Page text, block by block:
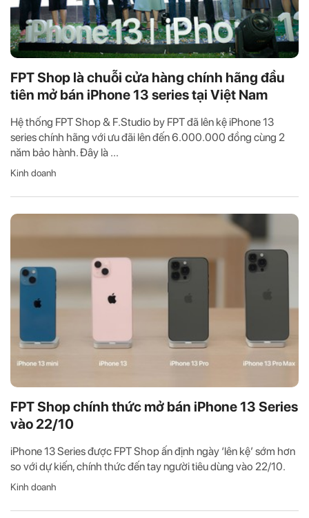
FPT Shop là chuỗi cửa hàng chính hãng đầu
tiên mở bán iPhone 13 series tại Việt Nam
Hệ thống FPT Shop & F.Studio by FPT đã lên kệ iPhone 13
series chính hãng với ưu đãi lên đến 6.000.000 đồng cùng 2
năm bảo hành. Đây là ...
Kinh doanh
FPT Shop chính thức mở bán iPhone 13 Series
vào 22/10
iPhone 13 Series được FPT Shop ấn định ngày ‘lên kệ’ sớm hơn
so với dự kiến, chính thức đến tay người tiêu dùng vào 22/10.
Kinh doanh